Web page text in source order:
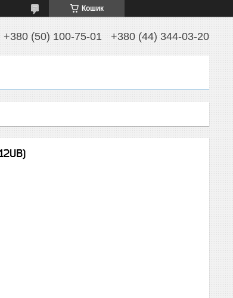
Кошик
+380 (50) 100-75-01 +380 (44) 344-03-20